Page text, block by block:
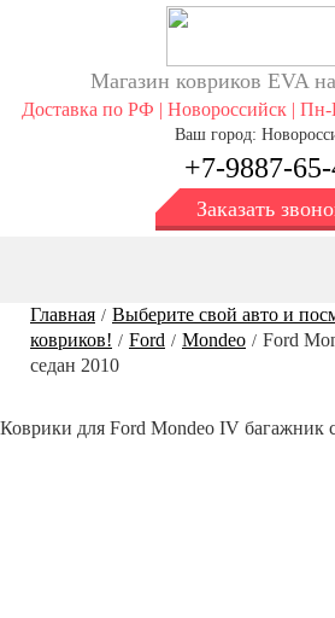
Магазин ковриков EVA
Доставка по РФ | Новороссийск |
Ваш город:
+7-9887-65-
Заказать
Главная / Выберите свой авто и
ковриков! / Ford / Mondeo / Ford
седан 2010
Коврики для Ford Mondeo IV багажник